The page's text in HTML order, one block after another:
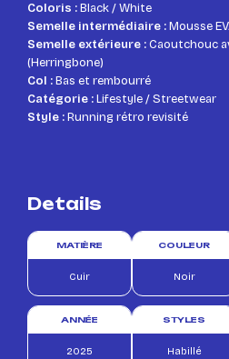
Coloris :Black / White
Semelle intermédiaire :Mousse
Semelle extérieure :Caoutchouc
(Herringbone)
Col :Bas et rembourré
Catégorie :Lifestyle / Streetwear
Style :Running rétro revisité
Details
MATIÈRE
Cuir
COULEUR
Noir
ANNÉE
2025
STYLES
Habillé